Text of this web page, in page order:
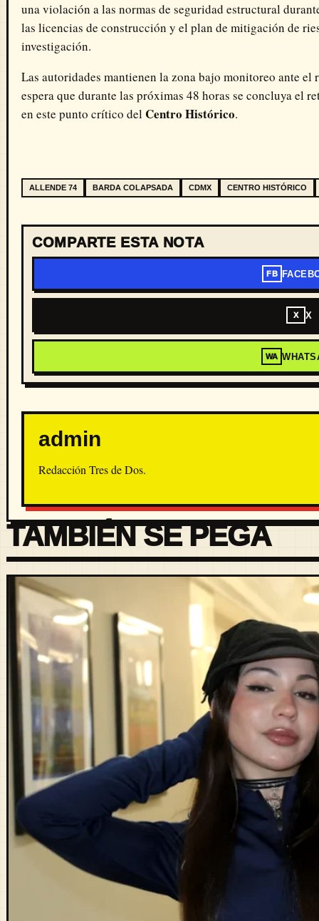
una violación a las normas de seguridad estructural
las licencias de construcción y el plan de mitigación de
investigación.
Las autoridades mantienen la zona bajo monitoreo ante
espera que durante las próximas 48 horas se concluya el
en este punto crítico del Centro Histórico.
ALLENDE 74 BARDA COLAPSADA CDMX CENTRO HISTÓRICO
COMPARTE ESTA NOTA
FB
X X
WA
admin
Redacción Tres de Dos.
TAMBIÉN SE PEGA